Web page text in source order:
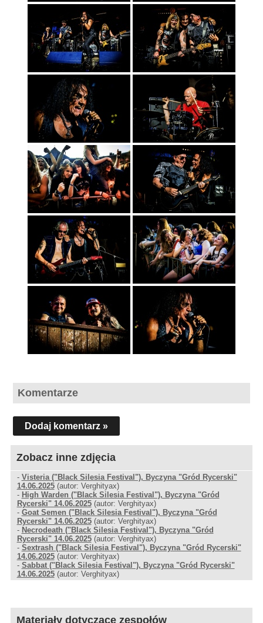
Komentarze
Dodaj komentarz »
Zobacz inne zdjęcia
- Visteria ("Black Silesia Festival"), Byczyna "Gród Rycerski"
14.06.2025(autor: Verghityax)
- High Warden ("Black Silesia Festival"), Byczyna "Gród
Rycerski" 14.06.2025(autor: Verghityax)
- Goat Semen ("Black Silesia Festival"), Byczyna "Gród
Rycerski" 14.06.2025(autor: Verghityax)
- Necrodeath ("Black Silesia Festival"), Byczyna "Gród
Rycerski" 14.06.2025(autor: Verghityax)
- Sextrash ("Black Silesia Festival"), Byczyna "Gród Rycerski"
14.06.2025(autor: Verghityax)
- Sabbat ("Black Silesia Festival"), Byczyna "Gród Rycerski"
14.06.2025(autor: Verghityax)
Materiały dotyczące zespołów